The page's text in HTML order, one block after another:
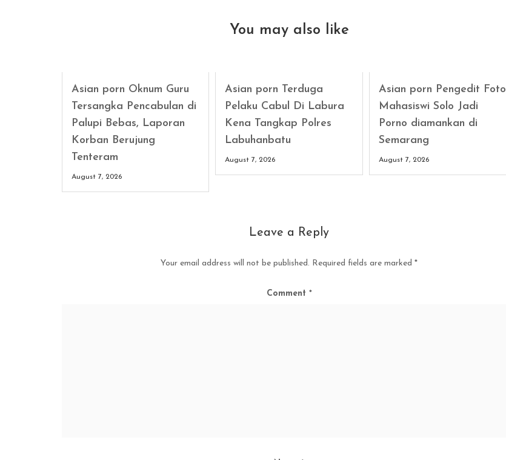
You may also like
Asian porn Oknum Guru
Tersangka Pencabulan di
Palupi Bebas, Laporan
Korban Berujung
Tenteram
August 7, 2026
Asian porn Terduga
Pelaku Cabul Di Labura
Kena Tangkap Polres
Labuhanbatu
August 7, 2026
Asian porn Pengedit Foto
Mahasiswi Solo Jadi
Porno diamankan di
Semarang
August 7, 2026
Leave a Reply
Your email address will not be published. Required fields are marked *
Comment *